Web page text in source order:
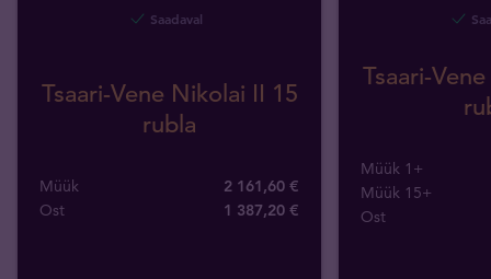
Saadaval
Tsaari-Vene Nikolai II 15
rubla
Müük
2 161,60 €
Ost
1 387,20 €
Tsaari-
Müük 1+
Müük 15+
Ost